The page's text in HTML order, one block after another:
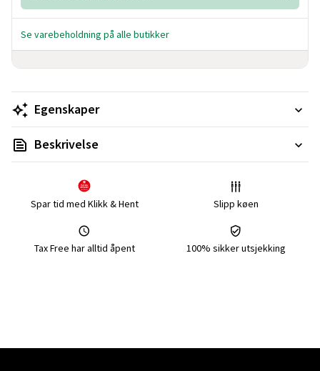
Se varebeholdning på alle butikker
Egenskaper
Beskrivelse
Spar tid med Klikk & Hent Slipp køen
Tax Free har alltid åpent 100% sikker utsjekking